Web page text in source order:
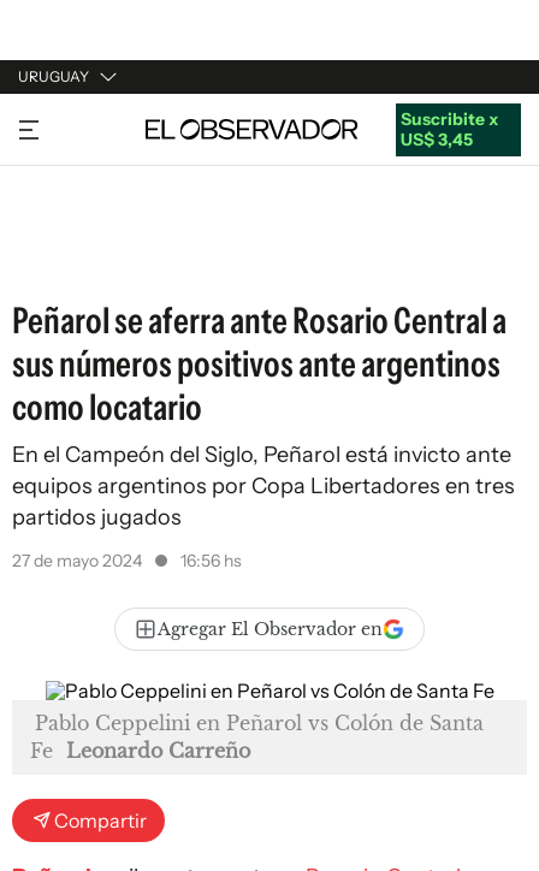
URUGUAY
URUGUAY
ARGENTINA
Suscribite x
US$ 3,45
Peñarol se aferra ante Rosario Central a
sus números positivos ante argentinos
como locatario
En el Campeón del Siglo, Peñarol está invicto ante
equipos argentinos por Copa Libertadores en tres
partidos jugados
27 de mayo 2024 16:56 hs
Agregar El Observador en
Pablo Ceppelini en Peñarol vs Colón de Santa
Fe Leonardo Carreño
Compartir